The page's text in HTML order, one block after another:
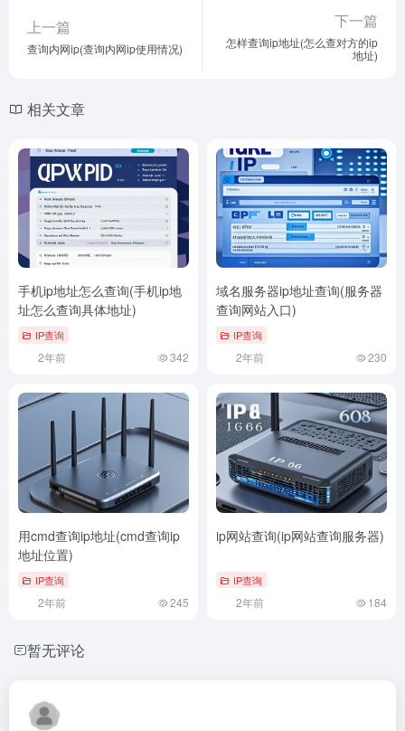
上一篇
查询内网ip(查询内网ip使用情况)
下一篇
怎样查询ip地址(怎么查对方的ip
地址)
相关文章
手机ip地址怎么查询(手机ip地
址怎么查询具体地址)
IP查询
2年前 342
域名服务器ip地址查询(服务器
查询网站入口)
IP查询
2年前 230
用cmd查询ip地址(cmd查询ip
地址位置)
IP查询
2年前 245
ip网站查询(ip网站查询服务器)
IP查询
2年前 184
暂无评论